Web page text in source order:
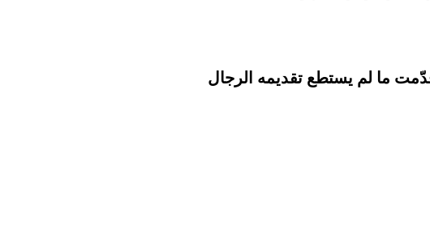
قدّمت ما لم يستطع تقديمه الرجال